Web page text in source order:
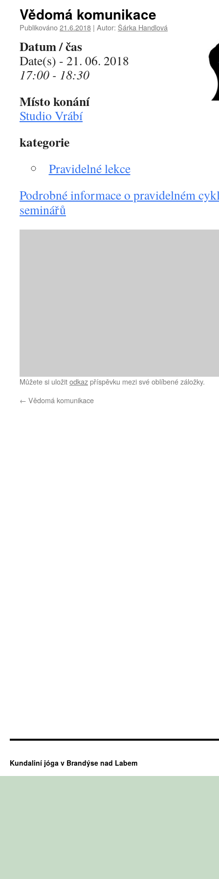
Vědomá komunikace
Publikováno21.6.2018 | Autor: Šárka Handlová
Datum / čas
Date(s) - 21. 06. 2018
17:00 - 18:30
Místo konání
Studio Vrábí
kategorie
Pravidelné lekce
Podrobné informace o pravidelném
seminářů
Můžete si uložitodkazpříspěvku mezi své oblíbené záložky.
← Vědomá komunikace
Kundaliní jóga v Brandýse nad Labem